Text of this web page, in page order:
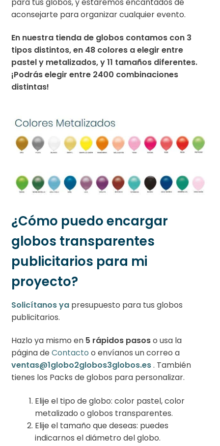
aconsejarte para organizar cualquier evento.
En nuestra tienda de globos contamos con 3
tipos distintos, en 48 colores a elegir entre
pastel y metalizados, y 11 tamaños diferentes.
¡Podrás elegir entre 2400 combinaciones
distintas!
¿Cómo puedo encargar
globos transparentes
publicitarios para mi
proyecto?
Solicítanos yapresupuesto para tus globos
publicitarios.
Hazlo ya mismo en 5 rápidos pasoso usa la
página deContacto o envíanos un correo a
ventas@1globo2globos3globos.es. También
tienes los Packs de globos para personalizar.
Elije el tipo de globo: color pastel, color
metalizado o globos transparentes.
Elije el tamaño que deseas: puedes
indicarnos el diámetro del globo.